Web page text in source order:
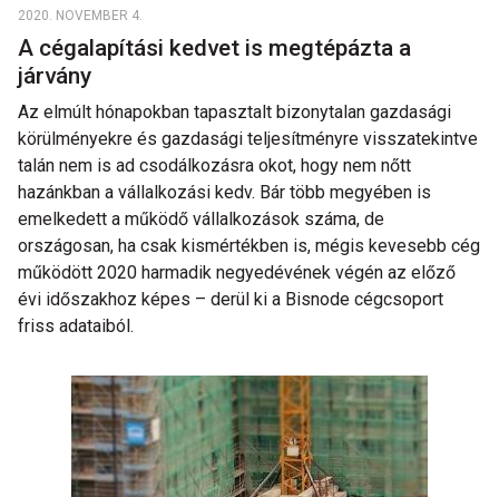
2020. NOVEMBER 4.
A cégalapítási kedvet is megtépázta a
járvány
Az elmúlt hónapokban tapasztalt bizonytalan gazdasági
körülményekre és gazdasági teljesítményre visszatekintve
talán nem is ad csodálkozásra okot, hogy nem nőtt
hazánkban a vállalkozási kedv. Bár több megyében is
emelkedett a működő vállalkozások száma, de
országosan, ha csak kismértékben is, mégis kevesebb cég
működött 2020 harmadik negyedévének végén az előző
évi időszakhoz képes – derül ki a Bisnode cégcsoport
friss adataiból.